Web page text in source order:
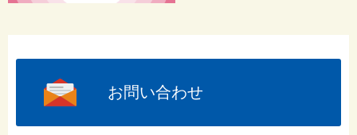
お問い合わせ